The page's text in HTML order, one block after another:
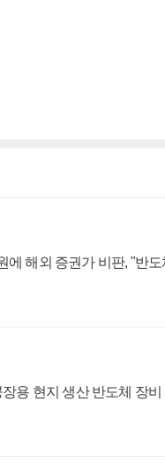
해외 증권가 비판, "반도
용 현지 생산 반도체 장비